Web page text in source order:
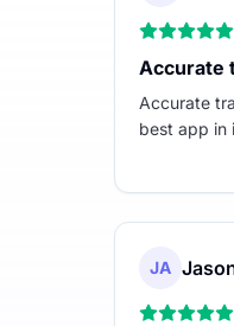
Accurate
Accurate
best app in
JA